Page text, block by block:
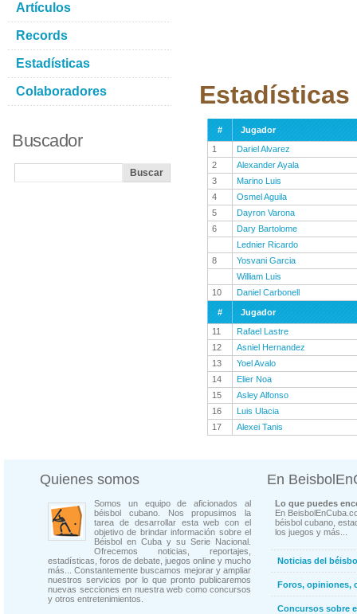
#
Jugador
1
Dariel Alvarez
2
Alexander Ayala
3
Marino Luis
4
Osmel Aguila
5
Dayron Varona
6
Dary Bartolome
Lednier Ricardo
8
Yosvani Garcia
William Luis
10
Daniel Carbonell
#
Jugador
11
Rafael Lastre
12
Asniel Hernandez
13
Yoel Avalo
14
Elier Noa
15
Asley Alfonso
16
Luis Ulacia
17
Alexei Tanis
Artículos
Records
Estadísticas
Colaboradores
Buscador
Quienes somos
Somos un equipo de aficionados al
béisbol cubano. Nos propusimos la
tarea de desarrollar esta web con el
objetivo de brindar información sobre el
Béisbol en Cuba y su Serie Nacional.
Ofrecemos noticias, reportajes,
estadísticas, foros de debate, juegos online y mucho
más... Constantemente buscamos mejorar y ampliar
nuestros servicios por lo que pronto publicaremos
nuevas secciones en nuestra web como concursos
y otros entretenimientos.
En
Lo que puedes
En
béisbol cubano,
los juegos y más...
Noticias del
Foros, opiniones,
Concursos sobre